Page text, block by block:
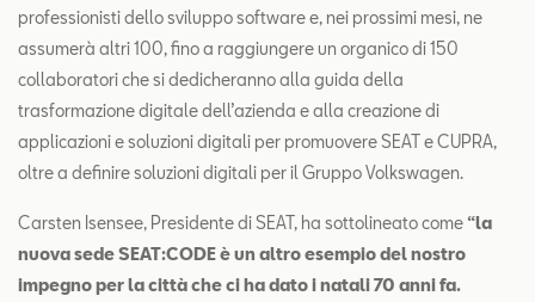
professionisti dello sviluppo software e, nei prossimi mesi, ne
assumerà altri 100, fino a raggiungere un organico di 150
collaboratori che si dedicheranno alla guida della
trasformazione digitale dell’azienda e alla creazione di
applicazioni e soluzioni digitali per promuovere SEAT e CUPRA,
oltre a definire soluzioni digitali per il Gruppo Volkswagen.
Carsten Isensee, Presidente di SEAT, ha sottolineato come “la
nuova sede SEAT:CODE è un altro esempio del nostro
impegno per la città che ci ha dato i natali 70 anni fa.